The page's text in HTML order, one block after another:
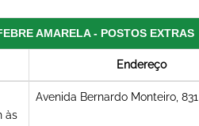
AMARELA - POSTOS EXTRAS
Endereço
às
Avenida Bernardo Monteiro, 831